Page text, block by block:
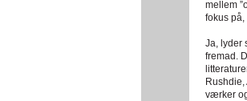
mellem
fokus
Ja, lyder
fremad.
værker